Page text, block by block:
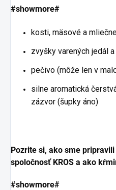
#showmore#
kosti, mäsové a
zvyšky varených jedál
pečivo (môže len v
silne aromatická
zázvor (šupky áno)
Pozrite si, ako sme
spoločnosť KROS a ako
#showmore#